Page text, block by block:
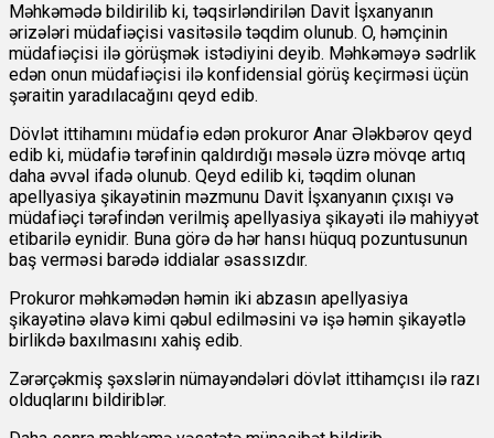
Məhkəmədə bildirilib ki, təqsirləndirilən Davit İşxanyanın
ərizələri müdafiəçisi vasitəsilə təqdim olunub. O, həmçinin
müdafiəçisi ilə görüşmək istədiyini deyib. Məhkəməyə sədrlik
edən onun müdafiəçisi ilə konfidensial görüş keçirməsi üçün
şəraitin yaradılacağını qeyd edib.
Dövlət ittihamını müdafiə edən prokuror Anar Ələkbərov qeyd
edib ki, müdafiə tərəfinin qaldırdığı məsələ üzrə mövqe artıq
daha əvvəl ifadə olunub. Qeyd edilib ki, təqdim olunan
apellyasiya şikayətinin məzmunu Davit İşxanyanın çıxışı və
müdafiəçi tərəfindən verilmiş apellyasiya şikayəti ilə mahiyyət
etibarilə eynidir. Buna görə də hər hansı hüquq pozuntusunun
baş verməsi barədə iddialar əsassızdır.
Prokuror məhkəmədən həmin iki abzasın apellyasiya
şikayətinə əlavə kimi qəbul edilməsini və işə həmin şikayətlə
birlikdə baxılmasını xahiş edib.
Zərərçəkmiş şəxslərin nümayəndələri dövlət ittihamçısı ilə razı
olduqlarını bildiriblər.